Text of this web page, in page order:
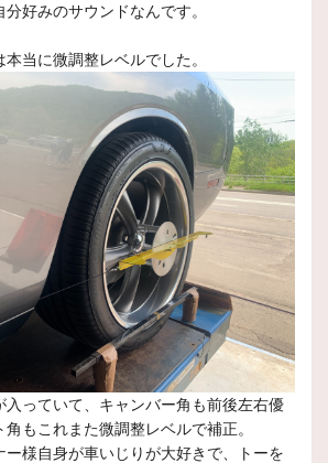
好みのサウンドなんです。
当に微調整レベルでした。
入っていて、キャンバー角も前後左右優
もこれまた微調整レベルで補正。
ー様自身が車いじりが大好きで、トーを